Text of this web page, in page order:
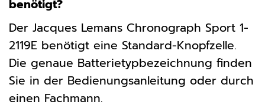
benötigt?
Der Jacques Lemans Chronograph Sport 1-
2119E benötigt eine Standard-Knopfzelle.
Die genaue Batterietypbezeichnung finden
Sie in der Bedienungsanleitung oder durch
einen Fachmann.